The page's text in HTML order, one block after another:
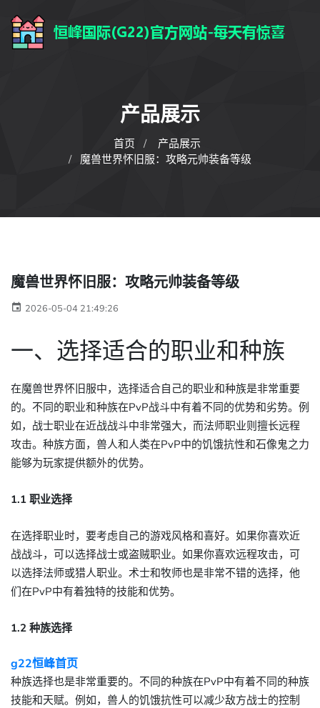
产品展示
首页
产品展示
魔兽世界怀旧服：攻略元帅装备等级
魔兽世界怀旧服：攻略元帅装备等级
2026-05-04 21:49:26
一、选择适合的职业和种族
在魔兽世界怀旧服中，选择适合自己的职业和种族是非常重要
的。不同的职业和种族在PvP战斗中有着不同的优势和劣势。例
如，战士职业在近战战斗中非常强大，而法师职业则擅长远程
攻击。种族方面，兽人和人类在PvP中的饥饿抗性和石像鬼之力
能够为玩家提供额外的优势。
1.1 职业选择
在选择职业时，要考虑自己的游戏风格和喜好。如果你喜欢近
战战斗，可以选择战士或盗贼职业。如果你喜欢远程攻击，可
以选择法师或猎人职业。术士和牧师也是非常不错的选择，他
们在PvP中有着独特的技能和优势。
1.2 种族选择
g22恒峰首页
种族选择也是非常重要的。不同的种族在PvP中有着不同的种族
技能和天赋。例如，兽人的饥饿抗性可以减少敌方战士的控制